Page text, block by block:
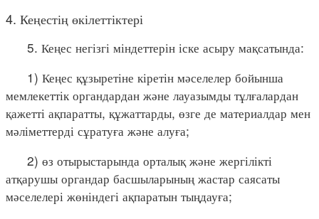
4. Кеңестің өкілеттіктері
5. Кеңес негізгі міндеттерін іске асыру мақсатында:
1) Кеңес құзыретіне кіретін мәселелер бойынша
мемлекеттік органдардан және лауазымды тұлғалардан
қажетті ақпаратты, құжаттарды, өзге де материалдар мен
мәліметтерді сұратуға және алуға;
2) өз отырыстарында орталық және жергілікті
атқарушы органдар басшыларының жастар саясаты
мәселелері жөніндегі ақпаратын тыңдауға;